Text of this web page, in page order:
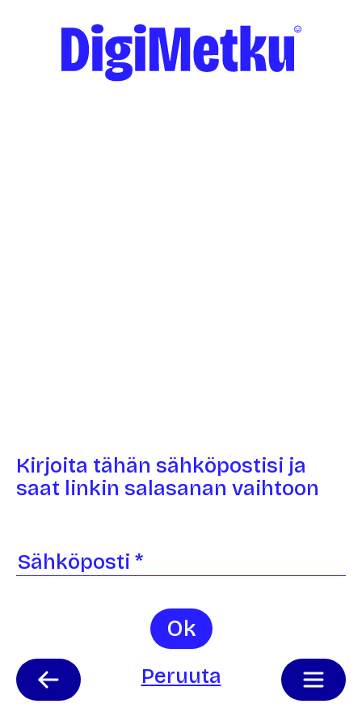
Kirjoita tähän sähköpostisi ja
saat linkin salasanan vaihtoon
Ok
Peruuta